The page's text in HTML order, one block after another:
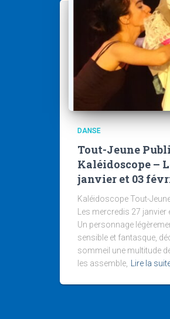
DANSE
Tout-Jeune
Kaléidoscope –
janvier et 03
Kaléidoscope Tout-
Les mercredis 27
Un personnage
sensible et fantasque,
sommeil une multitude
les assemble,
Lire la